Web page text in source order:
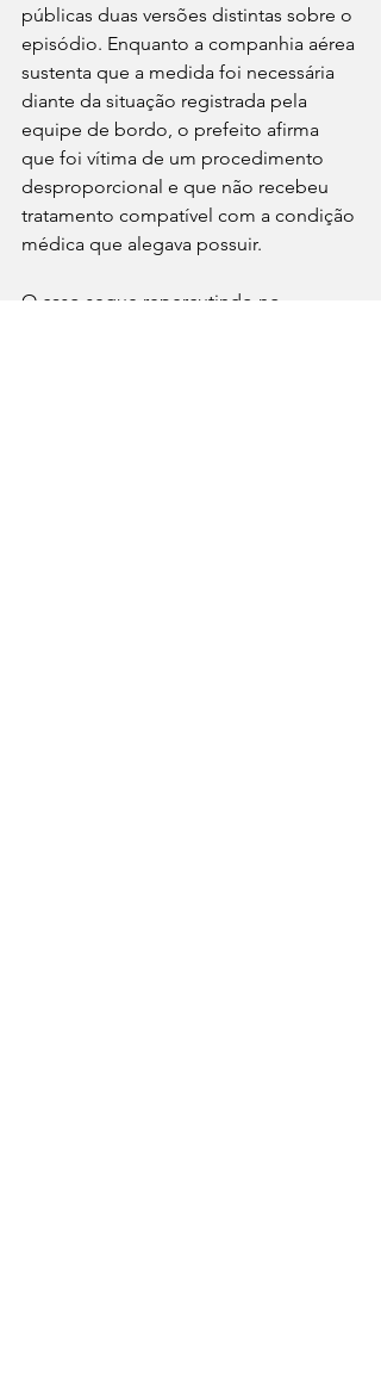
públicas duas versões distintas sobre o
episódio. Enquanto a companhia aérea
sustenta que a medida foi necessária
diante da situação registrada pela
equipe de bordo, o prefeito afirma
que foi vítima de um procedimento
desproporcional e que não recebeu
tratamento compatível com a condição
médica que alegava possuir.
O caso segue repercutindo no